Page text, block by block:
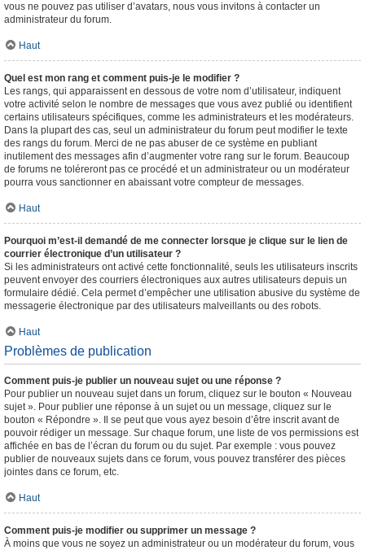
vous ne pouvez pas utiliser d’avatars, nous vous invitons à contacter un
administrateur du forum.
Haut
Quel est mon rang et comment puis-je le modifier ?
Les rangs, qui apparaissent en dessous de votre nom d’utilisateur, indiquent
votre activité selon le nombre de messages que vous avez publié ou identifient
certains utilisateurs spécifiques, comme les administrateurs et les modérateurs.
Dans la plupart des cas, seul un administrateur du forum peut modifier le texte
des rangs du forum. Merci de ne pas abuser de ce système en publiant
inutilement des messages afin d’augmenter votre rang sur le forum. Beaucoup
de forums ne toléreront pas ce procédé et un administrateur ou un modérateur
pourra vous sanctionner en abaissant votre compteur de messages.
Haut
Pourquoi m’est-il demandé de me connecter lorsque je clique sur le lien de
courrier électronique d’un utilisateur ?
Si les administrateurs ont activé cette fonctionnalité, seuls les utilisateurs inscrits
peuvent envoyer des courriers électroniques aux autres utilisateurs depuis un
formulaire dédié. Cela permet d’empêcher une utilisation abusive du système de
messagerie électronique par des utilisateurs malveillants ou des robots.
Haut
Problèmes de publication
Comment puis-je publier un nouveau sujet ou une réponse ?
Pour publier un nouveau sujet dans un forum, cliquez sur le bouton « Nouveau
sujet ». Pour publier une réponse à un sujet ou un message, cliquez sur le
bouton « Répondre ». Il se peut que vous ayez besoin d’être inscrit avant de
pouvoir rédiger un message. Sur chaque forum, une liste de vos permissions est
affichée en bas de l’écran du forum ou du sujet. Par exemple : vous pouvez
publier de nouveaux sujets dans ce forum, vous pouvez transférer des pièces
jointes dans ce forum, etc.
Haut
Comment puis-je modifier ou supprimer un message ?
À moins que vous ne soyez un administrateur ou un modérateur du forum, vous